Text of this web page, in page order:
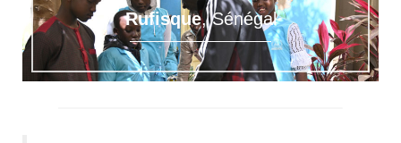
Rufisque, Sénégal